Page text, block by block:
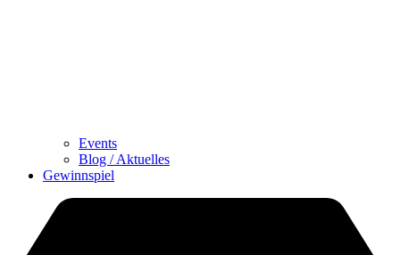
Events
Blog / Aktuelles
Gewinnspiel